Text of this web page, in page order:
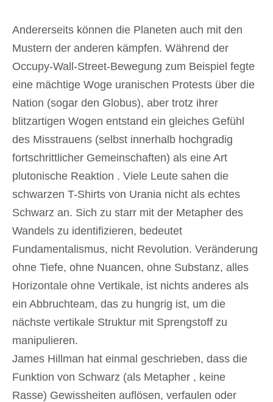
Andererseits können die Planeten auch mit den
Mustern der anderen kämpfen. Während der
Occupy-Wall-Street-Bewegung zum Beispiel fegte
eine mächtige Woge uranischen Protests über die
Nation (sogar den Globus), aber trotz ihrer
blitzartigen Wogen entstand ein gleiches Gefühl
des Misstrauens (selbst innerhalb hochgradig
fortschrittlicher Gemeinschaften) als eine Art
plutonische Reaktion . Viele Leute sahen die
schwarzen T-Shirts von Urania nicht als echtes
Schwarz an. Sich zu starr mit der Metapher des
Wandels zu identifizieren, bedeutet
Fundamentalismus, nicht Revolution. Veränderung
ohne Tiefe, ohne Nuancen, ohne Substanz, alles
Horizontale ohne Vertikale, ist nichts anderes als
ein Abbruchteam, das zu hungrig ist, um die
nächste vertikale Struktur mit Sprengstoff zu
manipulieren.
James Hillman hat einmal geschrieben, dass die
Funktion von Schwarz (als Metapher , keine
Rasse) Gewissheiten auflösen, verfaulen oder